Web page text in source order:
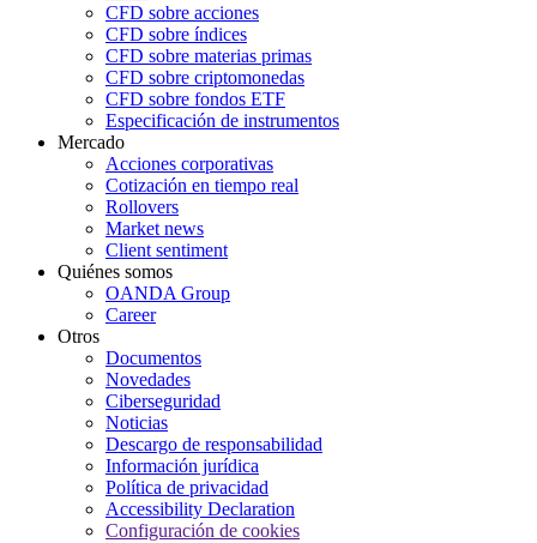
CFD sobre acciones
CFD sobre índices
CFD sobre materias primas
CFD sobre criptomonedas
CFD sobre fondos ETF
Especificación de instrumentos
Mercado
Acciones corporativas
Cotización en tiempo real
Rollovers
Market news
Client sentiment
Quiénes somos
OANDA Group
Career
Otros
Documentos
Novedades
Ciberseguridad
Noticias
Descargo de responsabilidad
Información jurídica
Política de privacidad
Accessibility Declaration
Configuración de cookies